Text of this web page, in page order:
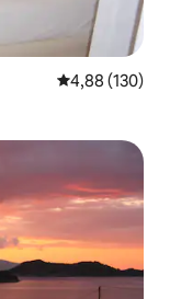
Gemiddelde
4,88 (130)